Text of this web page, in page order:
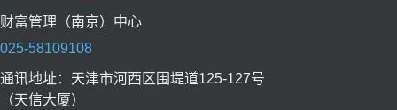
财富管理（南京）中心
025-58109108
通讯地址：天津市河西区围堤道125-127号
（天信大厦）